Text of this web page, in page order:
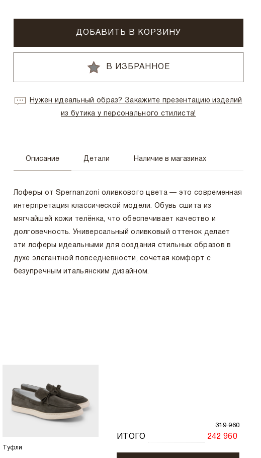
ДОБАВИТЬ В КОРЗИНУ
В ИЗБРАННОЕ
Нужен идеальный образ? Закажите презентацию изделий
из бутика у персонального стилиста!
Описание Детали Наличие в магазинах
Лоферы от Spernanzoni оливкового цвета — это современная
интерпретация классической модели. Обувь сшита из
мягчайшей кожи телёнка, что обеспечивает качество и
долговечность. Универсальный оливковый оттенок делает
эти лоферы идеальными для создания стильных образов в
духе элегантной повседневности, сочетая комфорт с
безупречным итальянским дизайном.
Туфли
ИТОГО
319 960
242 960